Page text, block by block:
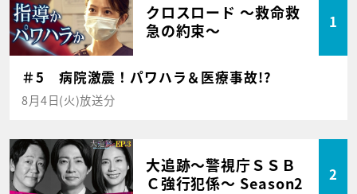
クロスロード ～救命救
急の約束～
1
＃5 病院激震！パワハラ＆医療事故!?
8月4日(火)放送分
大追跡～警視庁ＳＳＢ
Ｃ強行犯係～ Season2
2